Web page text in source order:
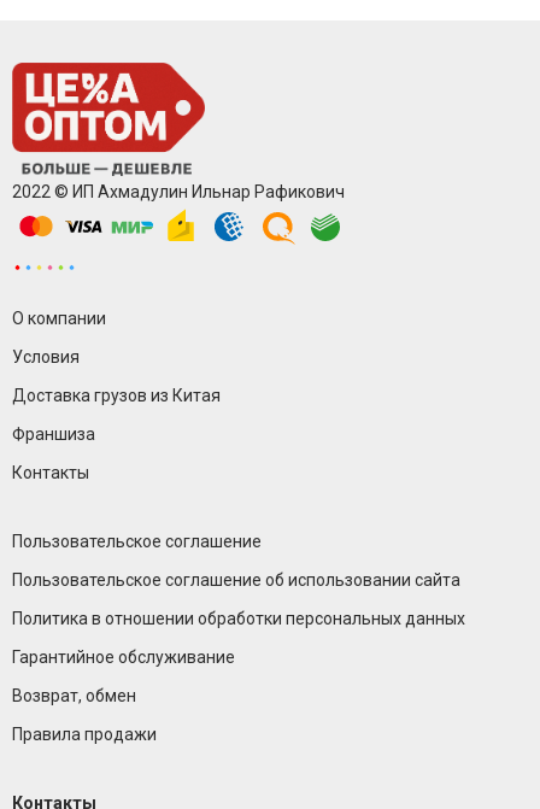
2022 © ИП Ахмадулин Ильнар Рафикович
О компании
Условия
Доставка грузов из Китая
Франшиза
Контакты
Пользовательское соглашение
Пользовательское соглашение об использовании сайта
Политика в отношении обработки персональных данных
Гарантийное обслуживание
Возврат, обмен
Правила продажи
Контакты